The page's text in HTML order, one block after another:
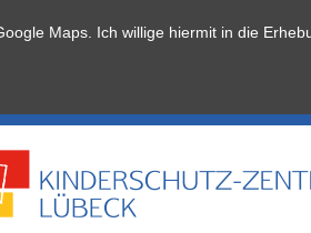
Maps. Ich willige hiermit in die